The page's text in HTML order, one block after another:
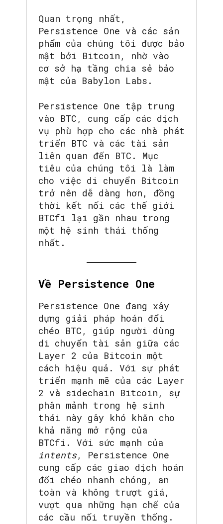
SEARCH...
Quan trọng nhất,
Persistence One và các sản
phẩm của chúng tôi được bảo
mật bởi Bitcoin, nhờ vào
cơ sở hạ tầng chia sẻ bảo
mật của Babylon Labs.
Persistence One tập trung
vào BTC, cung cấp các dịch
vụ phù hợp cho các nhà phát
triển BTC và các tài sản
liên quan đến BTC. Mục
tiêu của chúng tôi là làm
cho việc di chuyển Bitcoin
trở nên dễ dàng hơn, đồng
thời kết nối các thế giới
BTCfi lại gần nhau trong
một hệ sinh thái thống
nhất.
Về Persistence One
Persistence One đang xây
dựng giải pháp hoán đổi
chéo BTC, giúp người dùng
di chuyển tài sản giữa các
Layer 2 của Bitcoin một
cách hiệu quả. Với sự phát
triển mạnh mẽ của các Layer
2 và sidechain Bitcoin, sự
phân mảnh trong hệ sinh
thái này gây khó khăn cho
khả năng mở rộng của
BTCfi. Với sức mạnh của
intents, Persistence One
cung cấp các giao dịch hoán
đổi chéo nhanh chóng, an
toàn và không trượt giá,
vượt qua những hạn chế của
các cầu nối truyền thống.